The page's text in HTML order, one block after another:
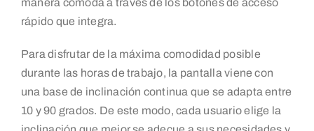
manera cómoda a través de los botones de acceso
rápido que integra.
Para disfrutar de la máxima comodidad posible
durante las horas de trabajo, la pantalla viene con
una base de inclinación continua que se adapta entre
10 y 90 grados. De este modo, cada usuario elige la